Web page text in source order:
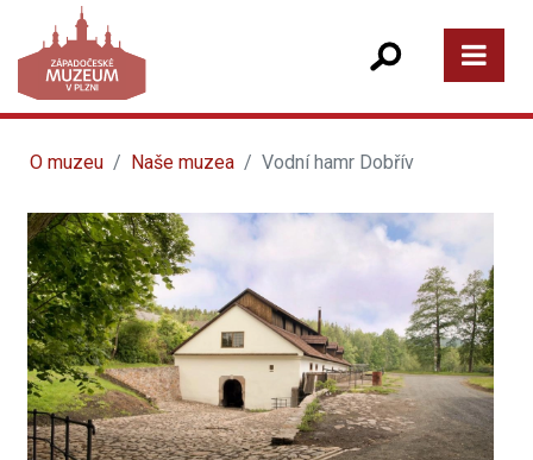
O muzeu Naše muzea Vodní hamr Dobřív